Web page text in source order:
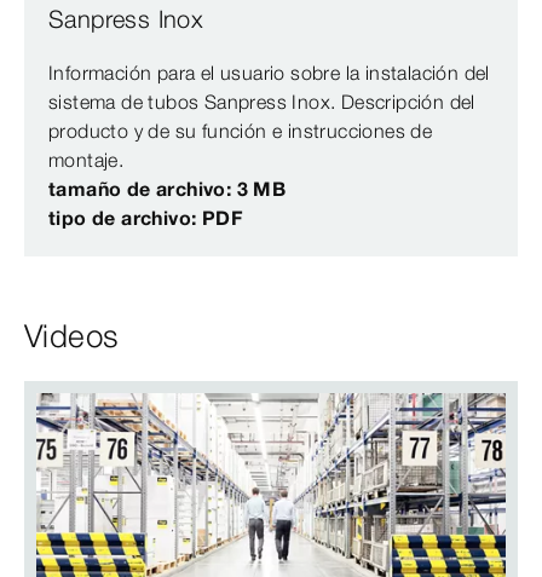
Sanpress Inox
Información para el usuario sobre la instalación del
sistema de tubos Sanpress Inox. Descripción del
producto y de su función e instrucciones de
montaje.
tamaño de archivo: 3 MB
tipo de archivo: PDF
Videos